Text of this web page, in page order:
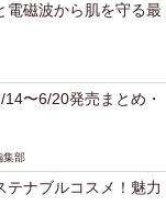
電磁波から肌を守る最
〜6/20発売まとめ・
集部
テナブルコスメ！魅力